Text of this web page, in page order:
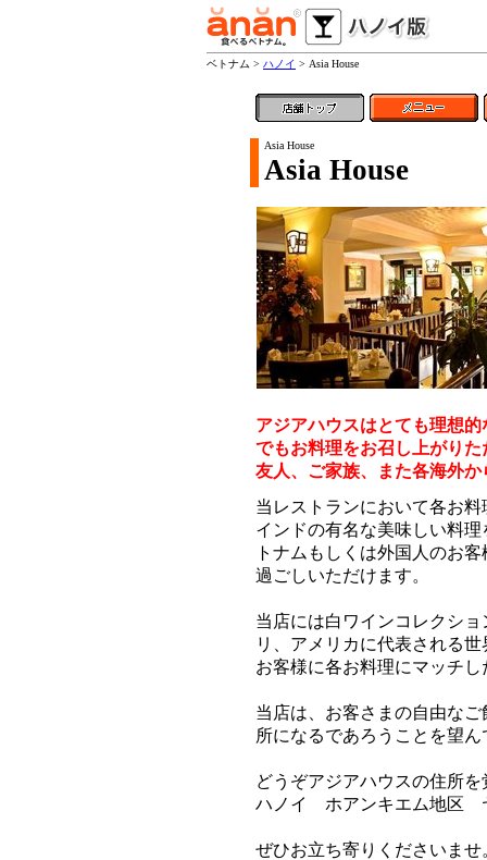
ベトナム > ハノイ > Asia House
Asia House
Asia House
アジアハウスはとても理想
でもお料理をお召し上がり
友人、ご家族、また各海外
当レストランにおいて各お
インドの有名な美味しい料
トナムもしくは外国人のお
過ごしいただけます。
当店には白ワインコレクシ
リ、アメリカに代表される
お客様に各お料理にマッチ
当店は、お客さまの自由な
所になるであろうことを望
どうぞアジアハウスの住所
ハノイ ホアンキエム地区
ぜひお立ち寄りくださいませ